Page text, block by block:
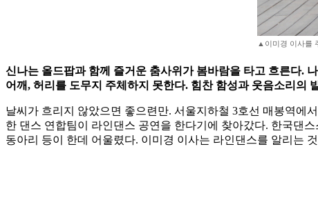
▲이미경 이사를
신나는 올드팝과 함께 즐거운 춤사위가 봄바람을 타고 흐른다.
어깨, 허리를 도무지 주체하지 못한다. 힘찬 함성과 웃음소리의
날씨가 흐리지 않았으면 좋으련만. 서울지하철 3호선 매봉역에
한 댄스 연합팀이 라인댄스 공연을 한다기에 찾아갔다. 한국댄
동아리 등이 한데 어울렸다. 이미경 이사는 라인댄스를 알리는